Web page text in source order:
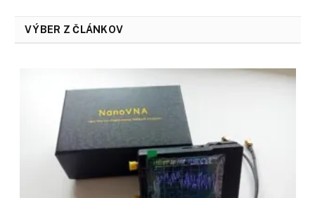
VÝBER Z ČLÁNKOV